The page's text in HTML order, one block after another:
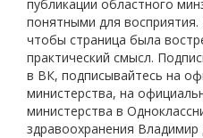
публикации областного
понятными для
чтобы страница была
практический смысл.
в ВК, подписывайтесь на
министерства, на
министерства в
здравоохранения Владимир